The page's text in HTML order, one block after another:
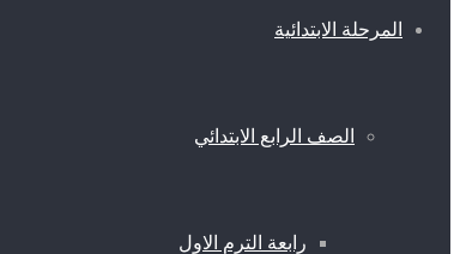
المرحلة الابتدائية
الصف الرابع الابتدائي
رابعة الترم الاول